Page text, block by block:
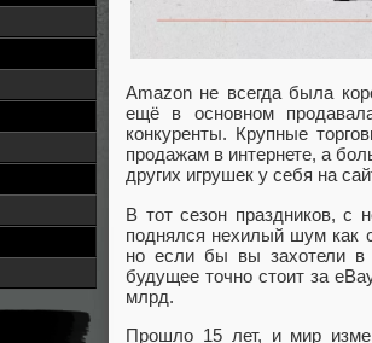
Amazon не всегда была
ещё в основном
конкуренты. Крупные
продажам в интернете, а
других игрушек у себя на
В тот сезон праздников, с
поднялся нехилый шум как
но если бы вы захотели в
будущее точно стоит за
млрд.
Прошло 15 лет, и мир